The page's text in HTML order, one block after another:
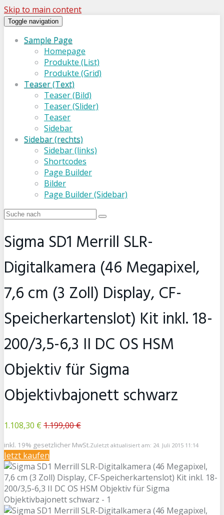
Skip to main content
Toggle navigation
Sample Page
Homepage
Produkte (List)
Produkte (Grid)
Teaser (Text)
Teaser (Bild)
Teaser (Slider)
Teaser
Sidebar
Sidebar (rechts)
Sidebar (links)
Shortcodes
Page Builder
Bilder
Page Builder (Sidebar)
Sigma SD1 Merrill SLR-
Digitalkamera (46 Megapixel,
7,6 cm (3 Zoll) Display, CF-
Speicherkartenslot) Kit inkl. 18-
200/3,5-6,3 II DC OS HSM
Objektiv für Sigma
Objektivbajonett schwarz
1.108,30 € 1.199,00 €
inkl. 19% gesetzlicher MwSt.Zuletzt aktualisiert am: 24. Juli 2015 11:14
Jetzt kaufen